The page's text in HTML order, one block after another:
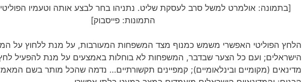
[בתמונה: אולמרט למשל סרב לעסקת שליט. נתניהו בחר לבצע אותה וטעמיו
התמונות: פייסבוק]
הלחץ הפוליטי האפשרי משמש כמנוף מצד המשפחות המעורבות, על מנת ללחוץ על
הישראלים; ועם כל הצער שבדבר, המשפחות לא בוחלות באמצעים על מנת להפעיל
מדינאים (מקומיים ובינלאומיים); קמפיינים תקשורתיים… נדמה שהכל מותר בשם